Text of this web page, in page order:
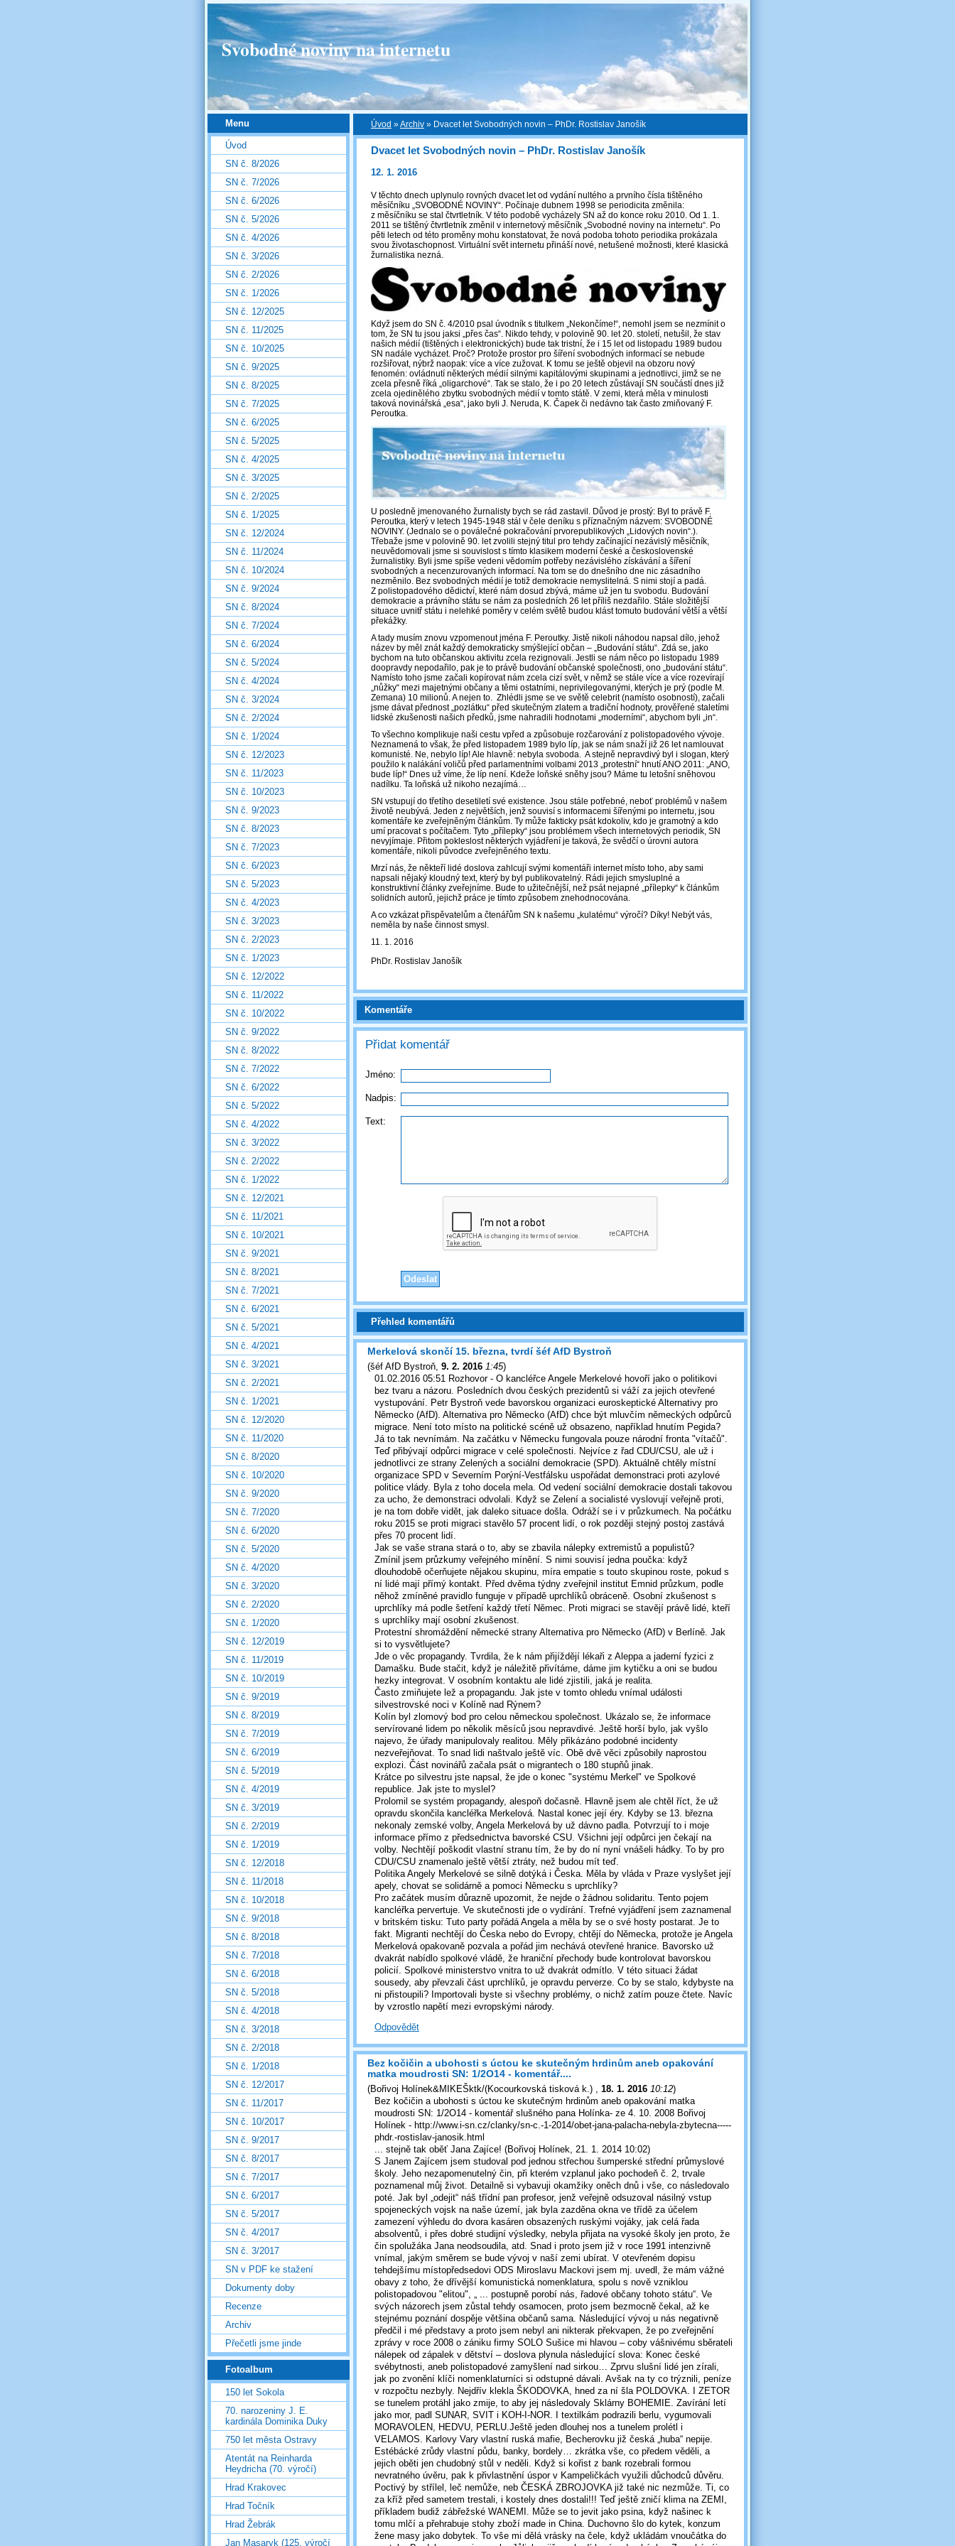
Svobodné noviny na internetu
Úvod »Archiv » Dvacet let Svobodných novin – PhDr. Rostislav Janošík
Dvacet let Svobodných novin – PhDr. Rostislav Janošík
12. 1. 2016
V těchto dnech uplynulo rovných dvacet let od vydání nultého a prvního čísla tištěného
měsíčníku „SVOBODNÉ NOVINY“. Počínaje dubnem 1998 se periodicita změnila:
z měsíčníku se stal čtvrtletník. V této podobě vycházely SN až do konce roku 2010. Od 1. 1.
2011 se tištěný čtvrtletník změnil v internetový měsíčník „Svobodné noviny na internetu“. Po
pěti letech od této proměny mohu konstatovat, že nová podoba tohoto periodika prokázala
svou životaschopnost. Virtuální svět internetu přináší nové, netušené možnosti, které klasická
žurnalistika nezná.
Když jsem do SN č. 4/2010 psal úvodník s titulkem „Nekončíme!“, nemohl jsem se nezmínit o
tom, že SN tu jsou jaksi „přes čas“. Nikdo tehdy, v polovině 90. let 20. století, netušil, že stav
našich médií (tištěných i elektronických) bude tak tristní, že i 15 let od listopadu 1989 budou
SN nadále vycházet. Proč? Protože prostor pro šíření svobodných informací se nebude
rozšiřovat, nýbrž naopak: více a více zužovat. K tomu se ještě objevil na obzoru nový
fenomén: ovládnutí některých médií silnými kapitálovými skupinami a jednotlivci, jimž se ne
zcela přesně říká „oligarchové“. Tak se stalo, že i po 20 letech zůstávají SN součástí dnes již
zcela ojedinělého zbytku svobodných médií v tomto státě. V zemi, která měla v minulosti
taková novinářská „esa“, jako byli J. Neruda, K. Čapek či nedávno tak často zmiňovaný F.
Peroutka.
U posledně jmenovaného žurnalisty bych se rád zastavil. Důvod je prostý: Byl to právě F.
Peroutka, který v letech 1945-1948 stál v čele deníku s příznačným názvem: SVOBODNÉ
NOVINY. (Jednalo se o poválečné pokračování prvorepublikových „Lidových novin“.).
Třebaže jsme v polovině 90. let zvolili stejný titul pro tehdy začínající nezávislý měsíčník,
neuvědomovali jsme si souvislost s tímto klasikem moderní české a československé
žurnalistiky. Byli jsme spíše vedeni vědomím potřeby nezávislého získávání a šíření
svobodných a necenzurovaných informací. Na tom se do dnešního dne nic zásadního
nezměnilo. Bez svobodných médií je totiž demokracie nemyslitelná. S nimi stojí a padá.
Z polistopadového dědictví, které nám dosud zbývá, máme už jen tu svobodu. Budování
demokracie a právního státu se nám za posledních 26 let příliš nezdařilo. Stále složitější
situace uvnitř státu i nelehké poměry v celém světě budou klást tomuto budování větší a větší
překážky.
A tady musím znovu vzpomenout jména F. Peroutky. Jistě nikoli náhodou napsal dílo, jehož
název by měl znát každý demokraticky smýšlející občan ‒ „Budování státu“. Zdá se, jako
bychom na tuto občanskou aktivitu zcela rezignovali. Jestli se nám něco po listopadu 1989
doopravdy nepodařilo, pak je to právě budování občanské společnosti, ono „budování státu“.
Namísto toho jsme začali kopírovat nám zcela cizí svět, v němž se stále více a více rozevírají
„nůžky“ mezi majetnými občany a těmi ostatními, neprivilegovanými, kterých je prý (podle M.
Zemana) 10 milionů. A nejen to. Zhlédli jsme se ve světě celebrit (namísto osobností), začali
jsme dávat přednost „pozlátku“ před skutečným zlatem a tradiční hodnoty, prověřené staletími
lidské zkušenosti našich předků, jsme nahradili hodnotami „moderními“, abychom byli „in“.
To všechno komplikuje naši cestu vpřed a způsobuje rozčarování z polistopadového vývoje.
Neznamená to však, že před listopadem 1989 bylo líp, jak se nám snaží již 26 let namlouvat
komunisté. Ne, nebylo líp! Ale hlavně: nebyla svoboda. A stejně nepravdivý byl i slogan, který
použilo k nalákání voličů před parlamentními volbami 2013 „protestní“ hnutí ANO 2011: „ANO,
bude líp!“ Dnes už víme, že líp není. Kdeže loňské sněhy jsou? Máme tu letošní sněhovou
nadílku. Ta loňská už nikoho nezajímá…
SN vstupují do třetího desetiletí své existence. Jsou stále potřebné, neboť problémů v našem
životě neubývá. Jeden z největších, jenž souvisí s informacemi šířenými po internetu, jsou
komentáře ke zveřejněným článkům. Ty může fakticky psát kdokoliv, kdo je gramotný a kdo
umí pracovat s počítačem. Tyto „přílepky“ jsou problémem všech internetových periodik, SN
nevyjímaje. Přitom pokleslost některých vyjádření je taková, že svědčí o úrovni autora
komentáře, nikoli původce zveřejněného textu.
Mrzí nás, že někteří lidé doslova zahlcují svými komentáři internet místo toho, aby sami
napsali nějaký kloudný text, který by byl publikovatelný. Rádi jejich smysluplné a
konstruktivní články zveřejníme. Bude to užitečnější, než psát nejapné „přílepky“ k článkům
solidních autorů, jejichž práce je tímto způsobem znehodnocována.
A co vzkázat přispěvatelům a čtenářům SN k našemu „kulatému“ výročí? Díky! Nebýt vás,
neměla by naše činnost smysl.
11. 1. 2016
PhDr. Rostislav Janošík
Komentáře
Přidat komentář
Jméno:
Nadpis:
Text:
Přehled komentářů
Merkelová skončí 15. března, tvrdí šéf AfD Bystroň
(šéf AfD Bystroň 9. 2. 2016 1:45)
01.02.2016 05:51 Rozhovor - O kancléřce Angele Merkelové hovoří jako o politikovi
bez tvaru a názoru. Posledních dvou českých prezidentů si váží za jejich otevřené
vystupování. Petr Bystroň vede bavorskou organizaci euroskeptické Alternativy pro
Německo (AfD). Alternativa pro Německo (AfD) chce být mluvčím německých odpůrců
migrace. Není toto místo na politické scéně už obsazeno, například hnutím Pegida?
Já to tak nevnímám. Na začátku v Německu fungovala pouze národní fronta "vítačů".
Teď přibývají odpůrci migrace v celé společnosti. Nejvíce z řad CDU/CSU, ale už i
jednotlivci ze strany Zelených a sociální demokracie (SPD). Aktuálně chtěly místní
organizace SPD v Severním Porýní-Vestfálsku uspořádat demonstraci proti azylové
politice vlády. Byla z toho docela mela. Od vedení sociální demokracie dostali takovou
za ucho, že demonstraci odvolali. Když se Zelení a socialisté vyslovují veřejně proti,
je na tom dobře vidět, jak daleko situace došla. Odráží se i v průzkumech. Na počátku
roku 2015 se proti migraci stavělo 57 procent lidí, o rok později stejný postoj zastává
přes 70 procent lidí.
Jak se vaše strana stará o to, aby se zbavila nálepky extremistů a populistů?
Zmínil jsem průzkumy veřejného mínění. S nimi souvisí jedna poučka: když
dlouhodobě očerňujete nějakou skupinu, míra empatie s touto skupinou roste, pokud s
ní lidé mají přímý kontakt. Před dvěma týdny zveřejnil institut Emnid průzkum, podle
něhož zmíněné pravidlo funguje v případě uprchlíků obráceně. Osobní zkušenost s
uprchlíky má podle šetření každý třetí Němec. Proti migraci se stavějí právě lidé, kteří
s uprchlíky mají osobní zkušenost.
Protestní shromáždění německé strany Alternativa pro Německo (AfD) v Berlíně. Jak
si to vysvětlujete?
Jde o věc propagandy. Tvrdila, že k nám přijíždějí lékaři z Aleppa a jaderní fyzici z
Damašku. Bude stačit, když je náležitě přivítáme, dáme jim kytičku a oni se budou
hezky integrovat. V osobním kontaktu ale lidé zjistili, jaká je realita.
Často zmiňujete lež a propagandu. Jak jste v tomto ohledu vnímal události
silvestrovské noci v Kolíně nad Rýnem?
Kolín byl zlomový bod pro celou německou společnost. Ukázalo se, že informace
servírované lidem po několik měsíců jsou nepravdivé. Ještě horší bylo, jak vyšlo
najevo, že úřady manipulovaly realitou. Měly přikázáno podobné incidenty
nezveřejňovat. To snad lidi naštvalo ještě víc. Obě dvě věci způsobily naprostou
explozi. Část novinářů začala psát o migrantech o 180 stupňů jinak.
Krátce po silvestru jste napsal, že jde o konec "systému Merkel" ve Spolkové
republice. Jak jste to myslel?
Prolomil se systém propagandy, alespoň dočasně. Hlavně jsem ale chtěl říct, že už
opravdu skončila kancléřka Merkelová. Nastal konec její éry. Kdyby se 13. března
nekonaly zemské volby, Angela Merkelová by už dávno padla. Potvrzují to i moje
informace přímo z předsednictva bavorské CSU. Všichni její odpůrci jen čekají na
volby. Nechtějí poškodit vlastní stranu tím, že by do ní nyní vnášeli hádky. To by pro
CDU/CSU znamenalo ještě větší ztráty, než budou mít teď.
Politika Angely Merkelové se silně dotýká i Česka. Měla by vláda v Praze vyslyšet její
apely, chovat se solidárně a pomoci Německu s uprchlíky?
Pro začátek musím důrazně upozornit, že nejde o žádnou solidaritu. Tento pojem
kancléřka pervertuje. Ve skutečnosti jde o vydírání. Trefné vyjádření jsem zaznamenal
v britském tisku: Tuto party pořádá Angela a měla by se o své hosty postarat. Je to
fakt. Migranti nechtějí do Česka nebo do Evropy, chtějí do Německa, protože je Angela
Merkelová opakovaně pozvala a pořád jim nechává otevřené hranice. Bavorsko už
dvakrát nabídlo spolkové vládě, že hraniční přechody bude kontrolovat bavorskou
policií. Spolkové ministerstvo vnitra to už dvakrát odmítlo. V této situaci žádat
sousedy, aby převzali část uprchlíků, je opravdu perverze. Co by se stalo, kdybyste na
ni přistoupili? Importovali byste si všechny problémy, o nichž zatím pouze čtete. Navíc
by vzrostlo napětí mezi evropskými národy.
Odpovědět
Bez kočičin a ubohosti s úctou ke skutečným hrdinům aneb opakování
matka moudrosti SN: 1/2O14 - komentář....
(Bořivoj Holínek&MIKEŠktk/(Kocourkovská tisková k.) , 18. 1. 2016 10:12)
Bez kočičin a ubohosti s úctou ke skutečným hrdinům aneb opakování matka
moudrosti SN: 1/2O14 - komentář slušného pana Holínka- ze 4. 10. 2008 Bořivoj
Holínek - http://www.i-sn.cz/clanky/sn-c.-1-2014/obet-jana-palacha-nebyla-zbytecna-----
phdr.-rostislav-janosik.html
... stejně tak oběť Jana Zajíce! (Bořivoj Holínek, 21. 1. 2014 10:02)
S Janem Zajícem jsem studoval pod jednou střechou šumperské střední průmyslové
školy. Jeho nezapomenutelný čin, při kterém vzplanul jako pochodeň č. 2, trvale
poznamenal můj život. Detailně si vybavuji okamžiky oněch dnů i vše, co následovalo
poté. Jak byl „odejit“ náš třídní pan profesor, jenž veřejně odsuzoval násilný vstup
spojeneckých vojsk na naše území, jak byla zazděna okna ve třídě za účelem
zamezení výhledu do dvora kasáren obsazených ruskými vojáky, jak celá řada
absolventů, i přes dobré studijní výsledky, nebyla přijata na vysoké školy jen proto, že
čin spolužáka Jana neodsoudila, atd. Snad i proto jsem již v roce 1991 intenzivně
vnímal, jakým směrem se bude vývoj v naší zemi ubírat. V otevřeném dopisu
tehdejšímu místopředsedovi ODS Miroslavu Mackovi jsem mj. uvedl, že mám vážné
obavy z toho, že dřívější komunistická nomenklatura, spolu s nově vzniklou
polistopadovou "elitou", „ ... postupně porobí nás, řadové občany tohoto státu“. Ve
svých názorech jsem zůstal tehdy osamocen, proto jsem bezmocně čekal, až ke
stejnému poznání dospěje většina občanů sama. Následující vývoj u nás negativně
předčil i mé představy a proto jsem nebyl ani nikterak překvapen, že po zveřejnění
zprávy v roce 2008 o zániku firmy SOLO Sušice mi hlavou – coby vášnivému sběrateli
nálepek od zápalek v dětství – doslova plynula následující slova: Konec české
svébytnosti, aneb polistopadové zamyšlení nad sirkou… Zprvu slušní lidé jen zírali,
jak po zvonění klíči nomenklaturníci si odstupné dávali. Avšak na ty co trýznili, peníze
v rozpočtu nezbyly. Nejdřív klekla ŠKODOVKA, hned za ní šla POLDOVKA. I ZETOR
se tunelem protáhl jako zmije, to aby jej následovaly Sklárny BOHEMIE. Zavírání letí
jako mor, padl SUNAR, SVIT i KOH-I-NOR. I textilkám podrazili berlu, vygumovali
MORAVOLEN, HEDVU, PERLU.Ještě jeden dlouhej nos a tunelem prolétl i
VELAMOS. Karlovy Vary vlastní ruská mafie, Becherovku již česká „huba“ nepije.
Estébácké zrůdy vlastní půdu, banky, bordely… zkrátka vše, co předem věděli, a
jejich oběti jen chudobný stůl v neděli. Když si kořist z bank rozebrali formou
nevratného úvěru, pak k přivlastnění úspor v Kampeličkách využili důchodců důvěru.
Poctivý by střílel, leč nemůže, neb ČESKÁ ZBROJOVKA již také nic nezmůže. Ti, co
za kříž před sametem trestali, i kostely dnes dostali!!! Teď ještě zničí klima na ZEMI,
příkladem budiž zábřežské WANEMI. Může se to jevit jako psina, když našinec k
tomu mlčí a přehrabuje stohy zboží made in China. Duchovno šlo do kytek, konzum
žene masy jako dobytek. To vše mi dělá vrásky na čele, když ukládám vnoučátka do
Menu
Úvod
SN č. 8/2026
SN č. 7/2026
SN č. 6/2026
SN č. 5/2026
SN č. 4/2026
SN č. 3/2026
SN č. 2/2026
SN č. 1/2026
SN č. 12/2025
SN č. 11/2025
SN č. 10/2025
SN č. 9/2025
SN č. 8/2025
SN č. 7/2025
SN č. 6/2025
SN č. 5/2025
SN č. 4/2025
SN č. 3/2025
SN č. 2/2025
SN č. 1/2025
SN č. 12/2024
SN č. 11/2024
SN č. 10/2024
SN č. 9/2024
SN č. 8/2024
SN č. 7/2024
SN č. 6/2024
SN č. 5/2024
SN č. 4/2024
SN č. 3/2024
SN č. 2/2024
SN č. 1/2024
SN č. 12/2023
SN č. 11/2023
SN č. 10/2023
SN č. 9/2023
SN č. 8/2023
SN č. 7/2023
SN č. 6/2023
SN č. 5/2023
SN č. 4/2023
SN č. 3/2023
SN č. 2/2023
SN č. 1/2023
SN č. 12/2022
SN č. 11/2022
SN č. 10/2022
SN č. 9/2022
SN č. 8/2022
SN č. 7/2022
SN č. 6/2022
SN č. 5/2022
SN č. 4/2022
SN č. 3/2022
SN č. 2/2022
SN č. 1/2022
SN č. 12/2021
SN č. 11/2021
SN č. 10/2021
SN č. 9/2021
SN č. 8/2021
SN č. 7/2021
SN č. 6/2021
SN č. 5/2021
SN č. 4/2021
SN č. 3/2021
SN č. 2/2021
SN č. 1/2021
SN č. 12/2020
SN č. 11/2020
SN č. 8/2020
SN č. 10/2020
SN č. 9/2020
SN č. 7/2020
SN č. 6/2020
SN č. 5/2020
SN č. 4/2020
SN č. 3/2020
SN č. 2/2020
SN č. 1/2020
SN č. 12/2019
SN č. 11/2019
SN č. 10/2019
SN č. 9/2019
SN č. 8/2019
SN č. 7/2019
SN č. 6/2019
SN č. 5/2019
SN č. 4/2019
SN č. 3/2019
SN č. 2/2019
SN č. 1/2019
SN č. 12/2018
SN č. 11/2018
SN č. 10/2018
SN č. 9/2018
SN č. 8/2018
SN č. 7/2018
SN č. 6/2018
SN č. 5/2018
SN č. 4/2018
SN č. 3/2018
SN č. 2/2018
SN č. 1/2018
SN č. 12/2017
SN č. 11/2017
SN č. 10/2017
SN č. 9/2017
SN č. 8/2017
SN č. 7/2017
SN č. 6/2017
SN č. 5/2017
SN č. 4/2017
SN č. 3/2017
SN v PDF ke stažení
Dokumenty doby
Recenze
Archiv
Přečetli jsme jinde
Fotoalbum
150 let Sokola
70. narozeniny J. E.
kardinála Dominika Duky
750 let města Ostravy
Atentát na Reinharda
Heydricha (70. výročí)
Hrad Krakovec
Hrad Točník
Hrad Žebrák
Jan Masaryk (125. výročí